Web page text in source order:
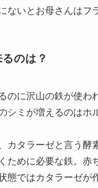
ないとお母さんはフ
のは？
のに沢山の鉄が使わ
シミが増えるのはホ
カタラーゼと言う酵
ために必要な鉄。
態ではカタラーゼが